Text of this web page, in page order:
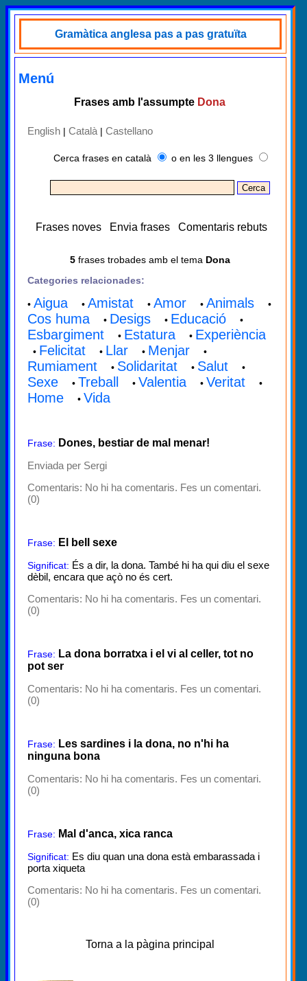
Gramàtica anglesa pas a pas gratuïta
Menú
Frases amb l'assumpte Dona
English | Català | Castellano
Cerca frases en català o en les 3 llengues
Frases noves Envia frases Comentaris rebuts
5frases trobades amb el tema Dona
Categories relacionades:
• Aigua • Amistat • Amor • Animals •
Cos huma • Desigs • Educació •
Esbargiment • Estatura • Experiència
• Felicitat • Llar • Menjar •
Rumiament • Solidaritat • Salut •
Sexe • Treball • Valentia • Veritat •
Home • Vida
Frase: Dones, bestiar de mal menar!
Enviada per Sergi
Comentaris: No hi ha comentaris. Fes un comentari.
(0)
Frase: El bell sexe
Significat: És a dir, la dona. També hi ha qui diu el sexe
dèbil, encara que açò no és cert.
Comentaris: No hi ha comentaris. Fes un comentari.
(0)
Frase: La dona borratxa i el vi al celler, tot no
pot ser
Comentaris: No hi ha comentaris. Fes un comentari.
(0)
Frase: Les sardines i la dona, no n'hi ha
ninguna bona
Comentaris: No hi ha comentaris. Fes un comentari.
(0)
Frase: Mal d'anca, xica ranca
Significat: Es diu quan una dona està embarassada i
porta xiqueta
Comentaris: No hi ha comentaris. Fes un comentari.
(0)
Torna a la pàgina principal